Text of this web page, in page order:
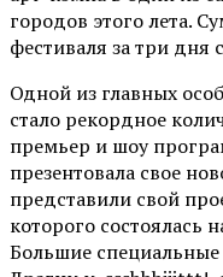
городов этого лета.
фестиваля за три дня
Одной из главных
стало рекордное
премьер и шоу
презентовала свое
представили свой
которого состоялась
Большие